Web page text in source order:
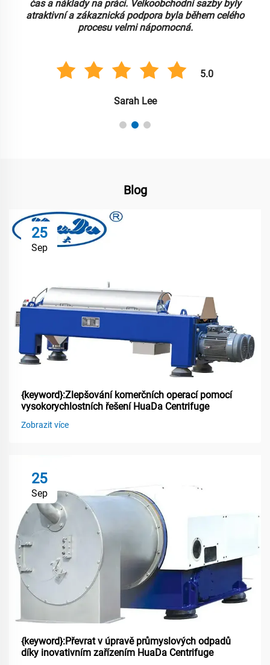
čas a náklady na práci. Velkoobchodní sazby byly
atraktivní a zákaznická podpora byla během celého
procesu velmi nápomocná.
5.0
Sarah Lee
Blog
25
Sep
{keyword}:Zlepšování komerčních operací pomocí
vysokorychlostních řešení HuaDa Centrifuge
Zobrazit více
25
Sep
{keyword}:Převrat v úpravě průmyslových odpadů
díky inovativním zařízením HuaDa Centrifuge